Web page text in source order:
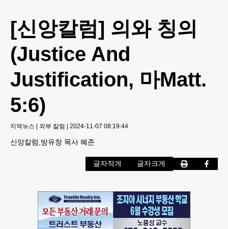
[신앙칼럼] 의와 칭의
(Justice And
Justification, 마Matt.
5:6)
지역뉴스 | 외부 칼럼 | 2024-11-07 08:19:44
신앙칼럼,방유창 목사 혜존
글자작게 글자크게